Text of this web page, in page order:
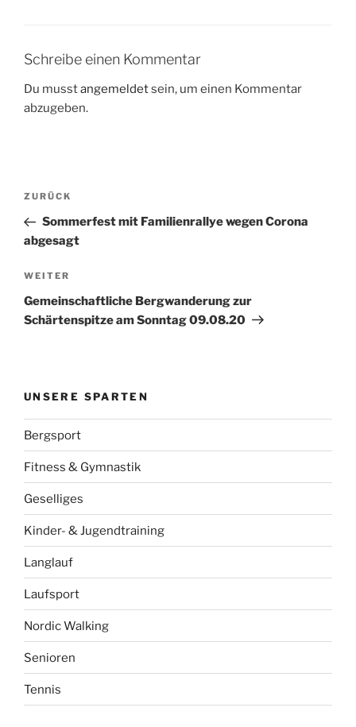
Schreibe einen Kommentar
Du musstangemeldetsein, um einen Kommentar
abzugeben.
Beitragsnavigation
Vorheriger
Beitrag
ZURÜCK
Sommerfest mit Familienrallye wegen Corona
abgesagt
Nächster
Beitrag
WEITER
Gemeinschaftliche Bergwanderung zur
Schärtenspitze am Sonntag 09.08.20
UNSERE SPARTEN
Bergsport
Fitness & Gymnastik
Geselliges
Kinder- & Jugendtraining
Langlauf
Laufsport
Nordic Walking
Senioren
Tennis